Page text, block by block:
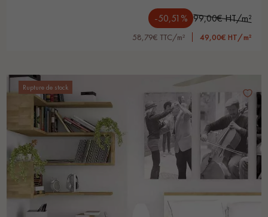
-50,51% 99,00€ HT/m²
58,79€ TTC/m² 49,00€ HT/m²
Rupture de stock